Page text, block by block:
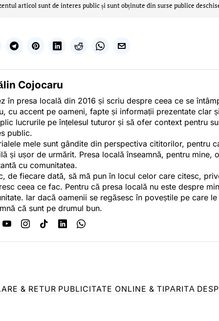
articol sunt de interes public și sunt obținute din surse publice
Cojocaru
în presa locală din 2016 și scriu despre ceea ce se
cu accent pe oameni, fapte și informații prezentate clar
lucrurile pe înțelesul tuturor și să ofer context pentru
public.
mele sunt gândite din perspectiva cititorilor, pentru
și ușor de urmărit. Presa locală înseamnă, pentru mine,
cu comunitatea.
de fiecare dată, să mă pun în locul celor care citesc,
ceea ce fac. Pentru că presa locală nu este despre
Iar dacă oamenii se regăsesc în poveștile pe care le
că sunt pe drumul bun.
& RETUR PUBLICITATE ONLINE & TIPĂRITĂ